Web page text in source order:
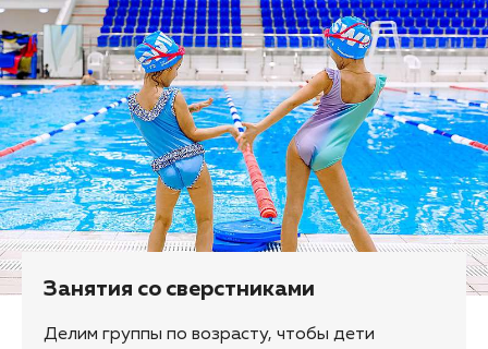
Занятия со сверстниками
Делим группы по возрасту, чтобы дети